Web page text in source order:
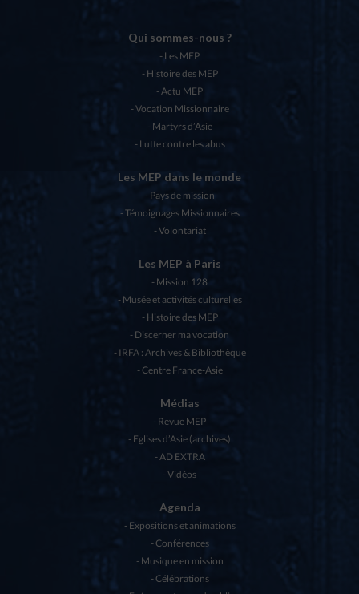
Qui sommes-nous ?
Les MEP
Histoire des MEP
Actu MEP
Vocation Missionnaire
Martyrs d’Asie
Lutte contre les abus
Les MEP dans le monde
Pays de mission
Témoignages Missionnaires
Volontariat
Les MEP à Paris
Mission 128
Musée et activités culturelles
Histoire des MEP
Discerner ma vocation
IRFA : Archives & Bibliothèque
Centre France-Asie
Médias
Revue MEP
Eglises d’Asie (archives)
AD EXTRA
Vidéos
Agenda
Expositions et animations
Conférences
Musique en mission
Célébrations